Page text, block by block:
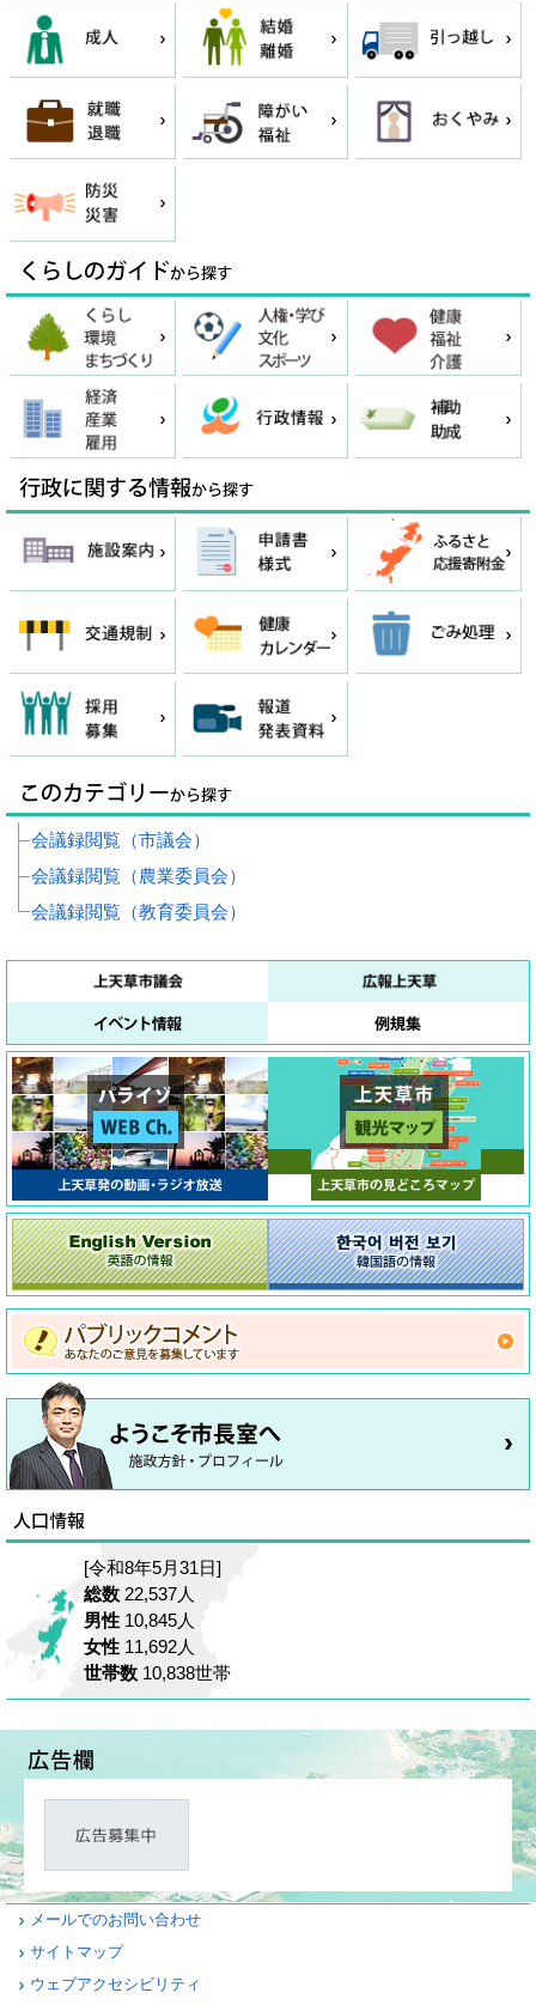
会議録閲覧（市議会）
会議録閲覧（農業委員会）
会議録閲覧（教育委員会）
[令和8年5月31日]
総数 22,537人
男性 10,845人
女性 11,692人
世帯数 10,838世帯
メールでのお問い合わせ
サイトマップ
ウェブアクセシビリティ